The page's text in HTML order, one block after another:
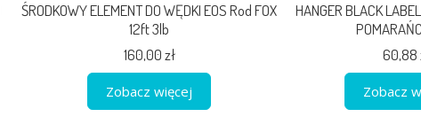
ŚRODKOWY ELEMENT DO WĘDKI EOS Rod FOX
12ft 3lb
160,00 zł
Zobacz więcej
HANGER BLACK
60,88
Zobacz